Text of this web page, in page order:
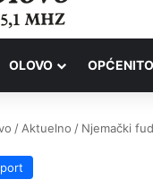
OLOVO OPĆENITO
/ Aktuelno / Njemački